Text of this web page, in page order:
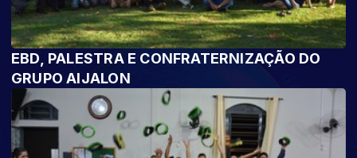
EBD, PALESTRA E CONFRATERNIZAÇÃO DO
GRUPO AIJALON